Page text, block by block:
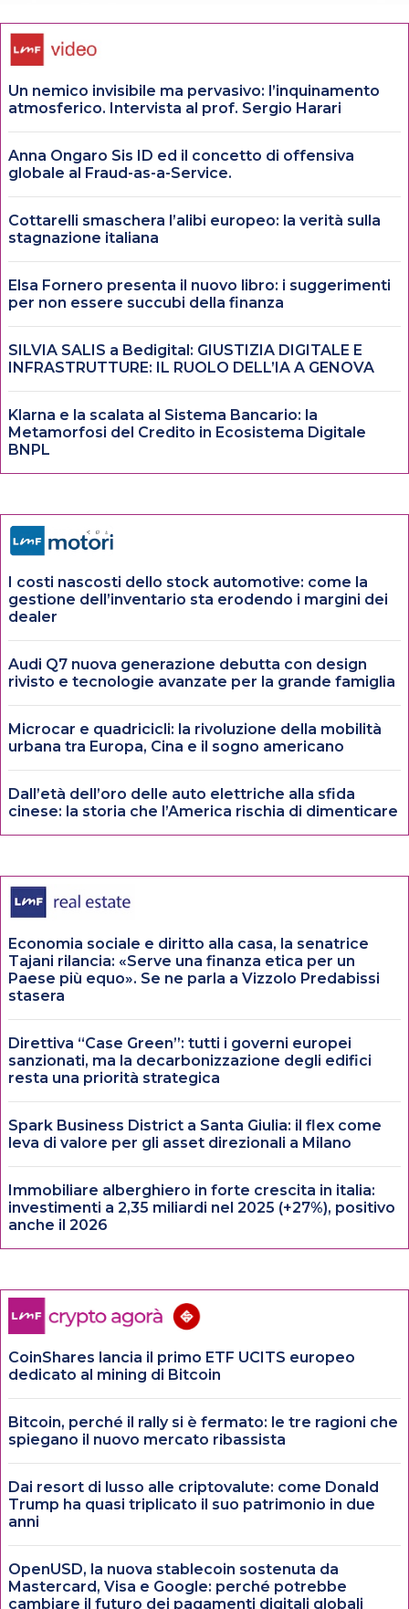
Un nemico invisibile ma pervasivo: l’inquinamento
atmosferico. Intervista al prof. Sergio Harari
Anna Ongaro Sis ID ed il concetto di offensiva
globale al Fraud-as-a-Service.
Cottarelli smaschera l’alibi europeo: la verità sulla
stagnazione italiana
Elsa Fornero presenta il nuovo libro: i suggerimenti
per non essere succubi della finanza
SILVIA SALIS a Bedigital: GIUSTIZIA DIGITALE E
INFRASTRUTTURE: IL RUOLO DELL’IA A GENOVA
Klarna e la scalata al Sistema Bancario: la
Metamorfosi del Credito in Ecosistema Digitale
BNPL
I costi nascosti dello stock automotive: come la
gestione dell’inventario sta erodendo i margini dei
dealer
Audi Q7 nuova generazione debutta con design
rivisto e tecnologie avanzate per la grande famiglia
Microcar e quadricicli: la rivoluzione della mobilità
urbana tra Europa, Cina e il sogno americano
Dall’età dell’oro delle auto elettriche alla sfida
cinese: la storia che l’America rischia di dimenticare
Economia sociale e diritto alla casa, la senatrice
Tajani rilancia: «Serve una finanza etica per un
Paese più equo». Se ne parla a Vizzolo Predabissi
stasera
Direttiva “Case Green”: tutti i governi europei
sanzionati, ma la decarbonizzazione degli edifici
resta una priorità strategica
Spark Business District a Santa Giulia: il flex come
leva di valore per gli asset direzionali a Milano
Immobiliare alberghiero in forte crescita in italia:
investimenti a 2,35 miliardi nel 2025 (+27%), positivo
anche il 2026
CoinShares lancia il primo ETF UCITS europeo
dedicato al mining di Bitcoin
Bitcoin, perché il rally si è fermato: le tre ragioni che
spiegano il nuovo mercato ribassista
Dai resort di lusso alle criptovalute: come Donald
Trump ha quasi triplicato il suo patrimonio in due
anni
OpenUSD, la nuova stablecoin sostenuta da
Mastercard, Visa e Google: perché potrebbe
cambiare il futuro dei pagamenti digitali globali